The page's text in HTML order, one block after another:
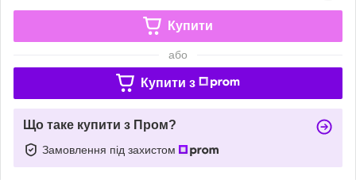
Купити
або
Купити з
Що таке купити з Пром?
Замовлення під захистом